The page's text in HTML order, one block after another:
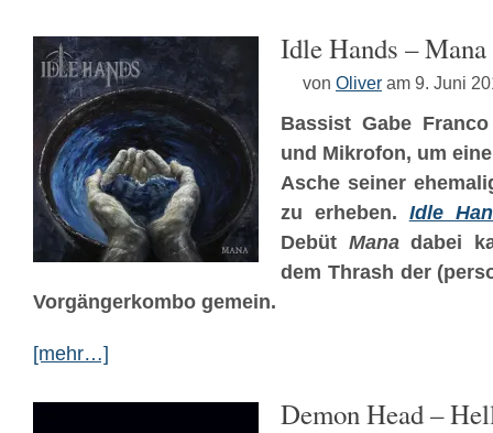
Idle Hands – Mana
von Oliver am 9. Juni
Bassist Gabe
und Mikrofon, um
Asche seiner
zu erheben. Idle
Debüt Manadabei
dem Thrash der
Vorgängerkombo gemein.
[mehr…]
Demon Head –